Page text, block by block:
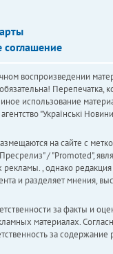
соглашение
воспроизведении
Перепечатка,
использование
"Українськi
на сайте с
/ "Promoted",
, однако редакция
и разделяет мнения,
за факты и
материалах.
за